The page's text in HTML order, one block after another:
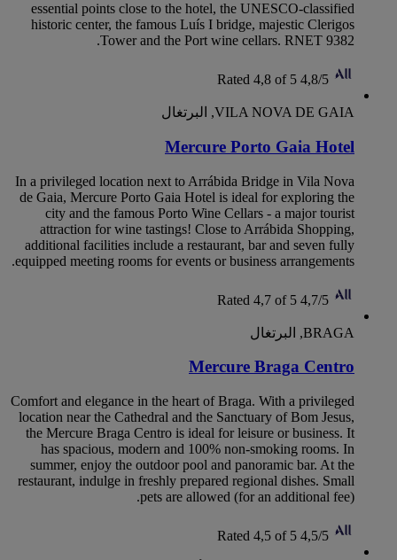
essential points close to the hotel, the UNESCO-classified
historic center, the famous Luís I bridge, majestic Clerigos
Tower and the Port wine cellars. RNET 9382.
4,8/5
Rated 4,8 of 5
VILA NOVA DE GAIA, البرتغال
Mercure Porto Gaia Hotel
In a privileged location next to Arrábida Bridge in Vila Nova
de Gaia, Mercure Porto Gaia Hotel is ideal for exploring the
city and the famous Porto Wine Cellars - a major tourist
attraction for wine tastings! Close to Arrábida Shopping,
additional facilities include a restaurant, bar and seven fully
equipped meeting rooms for events or business arrangements.
4,7/5
Rated 4,7 of 5
BRAGA, البرتغال
Mercure Braga Centro
Comfort and elegance in the heart of Braga. With a privileged
location near the Cathedral and the Sanctuary of Bom Jesus,
the Mercure Braga Centro is ideal for leisure or business. It
has spacious, modern and 100% non-smoking rooms. In
summer, enjoy the outdoor pool and panoramic bar. At the
restaurant, indulge in freshly prepared regional dishes. Small
pets are allowed (for an additional fee).
4,5/5
Rated 4,5 of 5